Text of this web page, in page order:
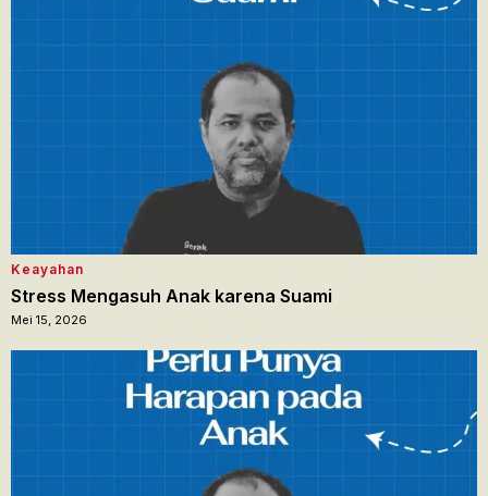
Keayahan
Stress Mengasuh Anak karena Suami
Mei 15, 2026